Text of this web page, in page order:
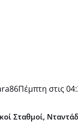
Πέμπτη στις
ΜΕ ΕΣΠΑ
Σταθμοί,